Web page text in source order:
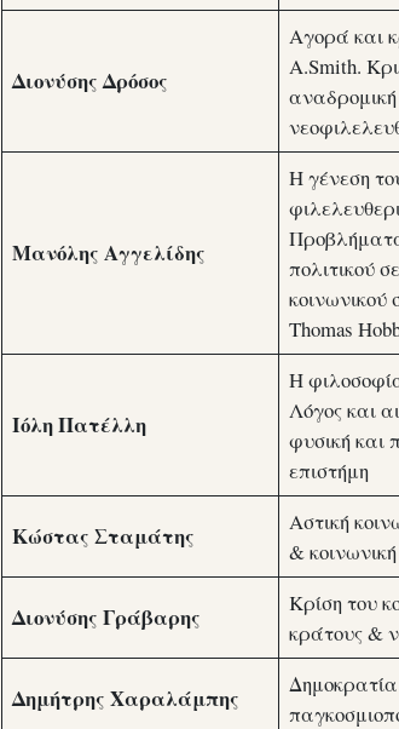
Διονύσης Δρόσος
Αγορά και
A.Smith.
Μανόλης Αγγελίδης
Η γένεση
πολιτικού
κοινωνικού
Thomas
Ιόλη Πατέλλη
Η
Λόγος και
φυσική και
επιστήμη
Κώστας Σταμάτης
Αστική
& κοινωνική
Διονύσης Γράβαρης
Κρίση του
κράτους &
Δημήτρης Χαραλάμπης